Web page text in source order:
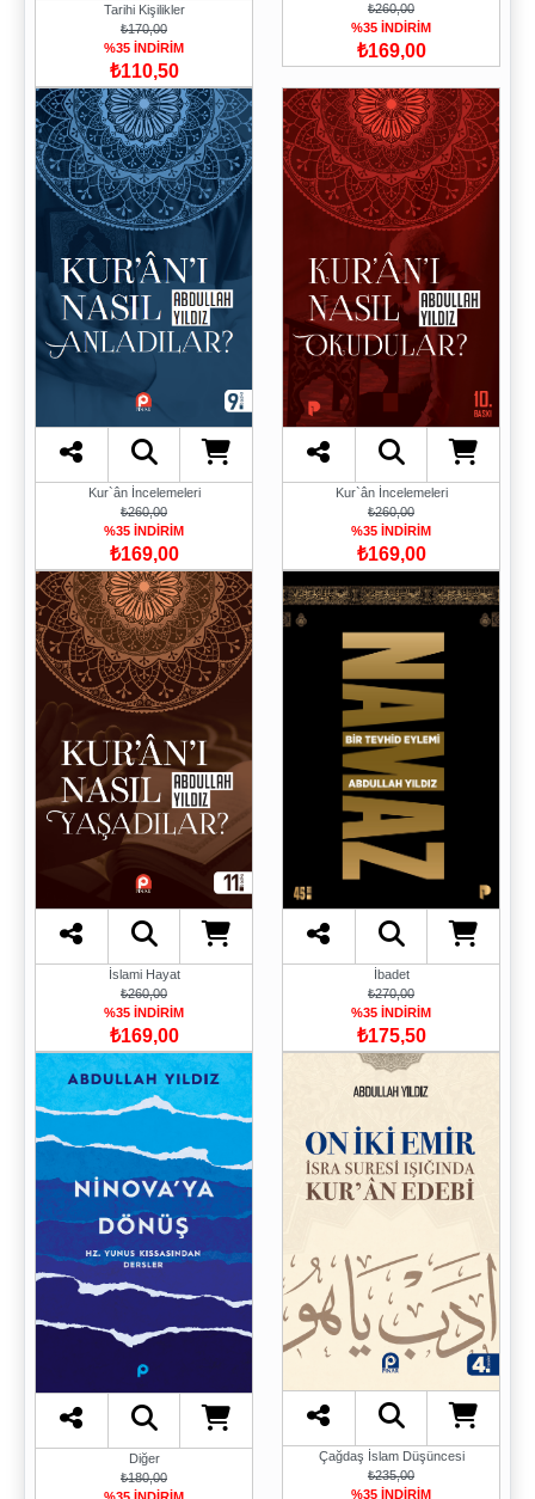
Tarihi Kişilikler
₺170,00
%35 İNDİRİM
₺110,50
₺260,00
%35 İNDİRİM
₺169,00
Kur`ân İncelemeleri
₺260,00
%35 İNDİRİM
₺169,00
Kur`ân İncelemeleri
₺260,00
%35 İNDİRİM
₺169,00
İslami Hayat
₺260,00
%35 İNDİRİM
₺169,00
İbadet
₺270,00
%35 İNDİRİM
₺175,50
Diğer
₺180,00
Çağdaş İslam Düşüncesi
₺235,00
%35 İNDİRİM